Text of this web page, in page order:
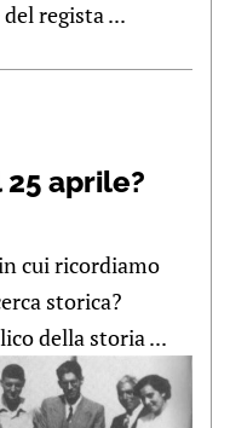
regista ...
aprile?
cui ricordiamo
storica?
della storia ...